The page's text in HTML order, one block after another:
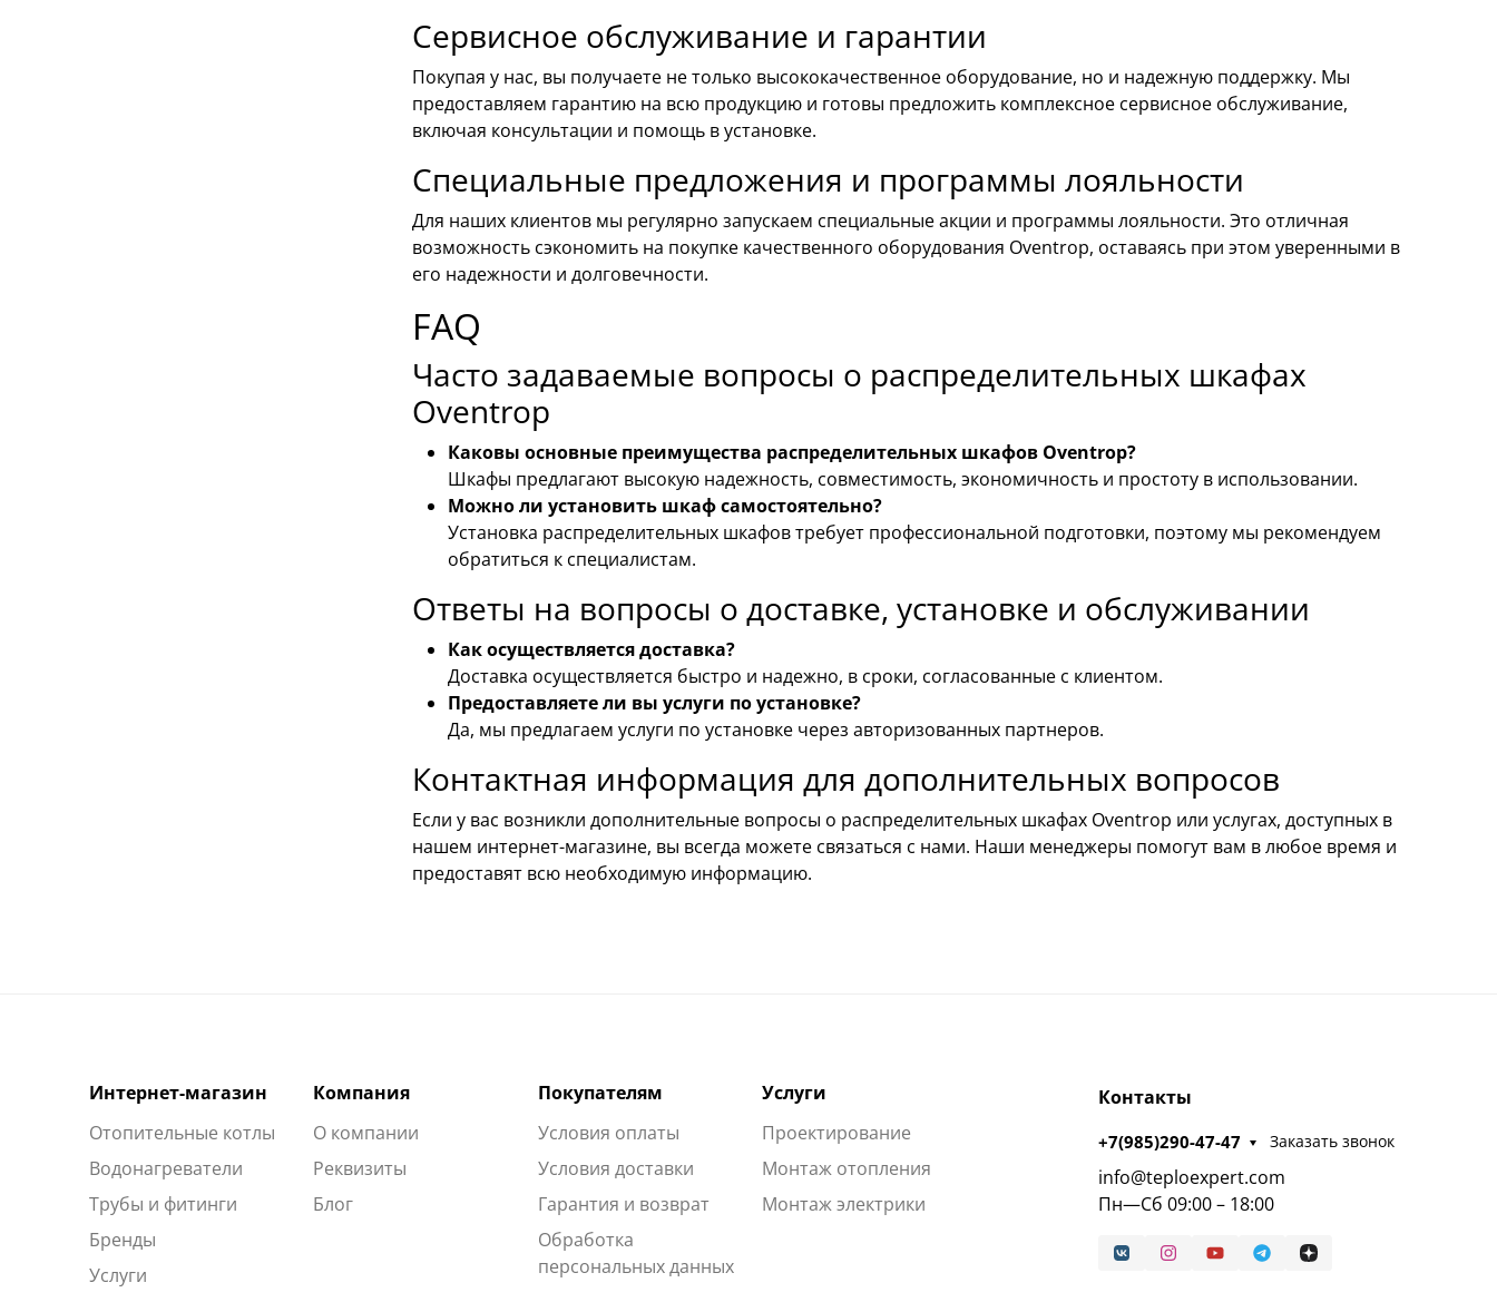
Сервисное обслуживание и гарантии
Покупая у нас, вы получаете не только высококачественное оборудование, но и надежную поддержку. Мы
предоставляем гарантию на всю продукцию и готовы предложить комплексное сервисное обслуживание,
включая консультации и помощь в установке.
Специальные предложения и программы лояльности
Для наших клиентов мы регулярно запускаем специальные акции и программы лояльности. Это отличная
возможность сэкономить на покупке качественного оборудования Oventrop, оставаясь при этом уверенными в
его надежности и долговечности.
FAQ
Часто задаваемые вопросы о распределительных шкафах
Oventrop
Каковы основные преимущества распределительных шкафов Oventrop?
Шкафы предлагают высокую надежность, совместимость, экономичность и простоту в использовании.
Можно ли установить шкаф самостоятельно?
Установка распределительных шкафов требует профессиональной подготовки, поэтому мы рекомендуем
обратиться к специалистам.
Ответы на вопросы о доставке, установке и обслуживании
Как осуществляется доставка?
Доставка осуществляется быстро и надежно, в сроки, согласованные с клиентом.
Предоставляете ли вы услуги по установке?
Да, мы предлагаем услуги по установке через авторизованных партнеров.
Контактная информация для дополнительных вопросов
Если у вас возникли дополнительные вопросы о распределительных шкафах Oventrop или услугах, доступных в
нашем интернет-магазине, вы всегда можете связаться с нами. Наши менеджеры помогут вам в любое время и
предоставят всю необходимую информацию.
Интернет-магазин
Отопительные котлы
Водонагреватели
Трубы и фитинги
Бренды
Услуги
Компания
О компании
Реквизиты
Блог
Покупателям
Условия оплаты
Условия доставки
Гарантия и возврат
Обработка
персональных данных
Услуги
Проектирование
Монтаж отопления
Монтаж электрики
Контакты
+7(985)290-47-47 Заказать звонок
info@teploexpert.com
Пн—Сб 09:00 – 18:00